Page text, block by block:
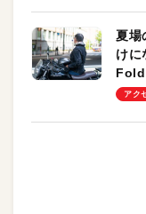
夏場
け
Fold
却プ
アク